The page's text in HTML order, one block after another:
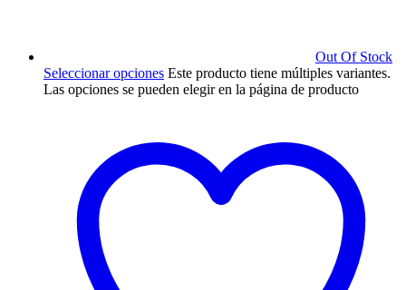
Out Of Stock
Seleccionar opciones Este producto tiene múltiples variantes.
Las opciones se pueden elegir en la página de producto